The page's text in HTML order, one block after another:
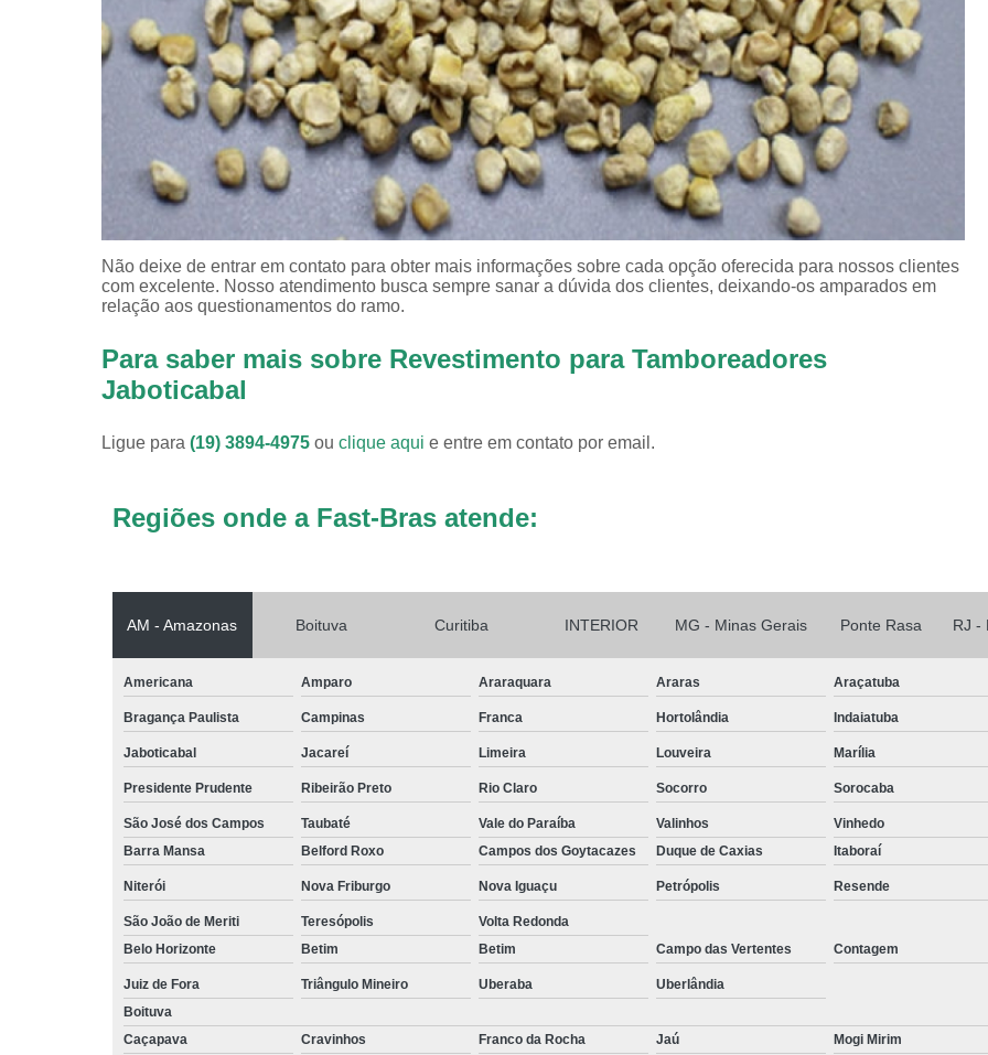
Revestimento para
Revestimento para
Revestimento
Revestimento para
Detergente
Detergente Tensoativos Tipo
Não deixe de entrar em contato para obter mais informações sobre cada opção oferecida para nossos clientes
com excelente. Nosso atendimento busca sempre sanar a dúvida dos clientes, deixando-os amparados em
relação aos questionamentos do ramo.
Para saber mais sobre Revestimento para Tamboreadores
Jaboticabal
Ligue para (19) 3894-4975 ou clique aqui e entre em contato por email.
Regiões onde a Fast-Bras atende:
AM - Amazonas Boituva Curitiba INTERIOR MG - Minas Gerais Ponte Rasa RJ -
Americana Amparo Araraquara Araras Araçatuba
Bragança Paulista Campinas Franca Hortolândia Indaiatuba
Jaboticabal Jacareí Limeira Louveira Marília
Presidente Prudente Ribeirão Preto Rio Claro Socorro Sorocaba
São José dos Campos Taubaté Vale do Paraíba Valinhos
Vinhedo
Barra Mansa
Belford Roxo Campos dos Goytacazes Duque de Caxias Itaboraí
Niterói Nova Friburgo Nova Iguaçu Petrópolis Resende
São João de Meriti Teresópolis
Volta Redonda
Belo Horizonte
Betim Betim Campo das Vertentes Contagem
Juiz de Fora Triângulo Mineiro Uberaba
Uberlândia
Boituva
Caçapava
Cravinhos Franco da Rocha Jaú Mogi Mirim